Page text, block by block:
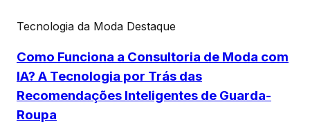
Tecnologia da Moda Destaque
Como Funciona a Consultoria de Moda com
IA? A Tecnologia por Trás das
Recomendações Inteligentes de Guarda-
Roupa